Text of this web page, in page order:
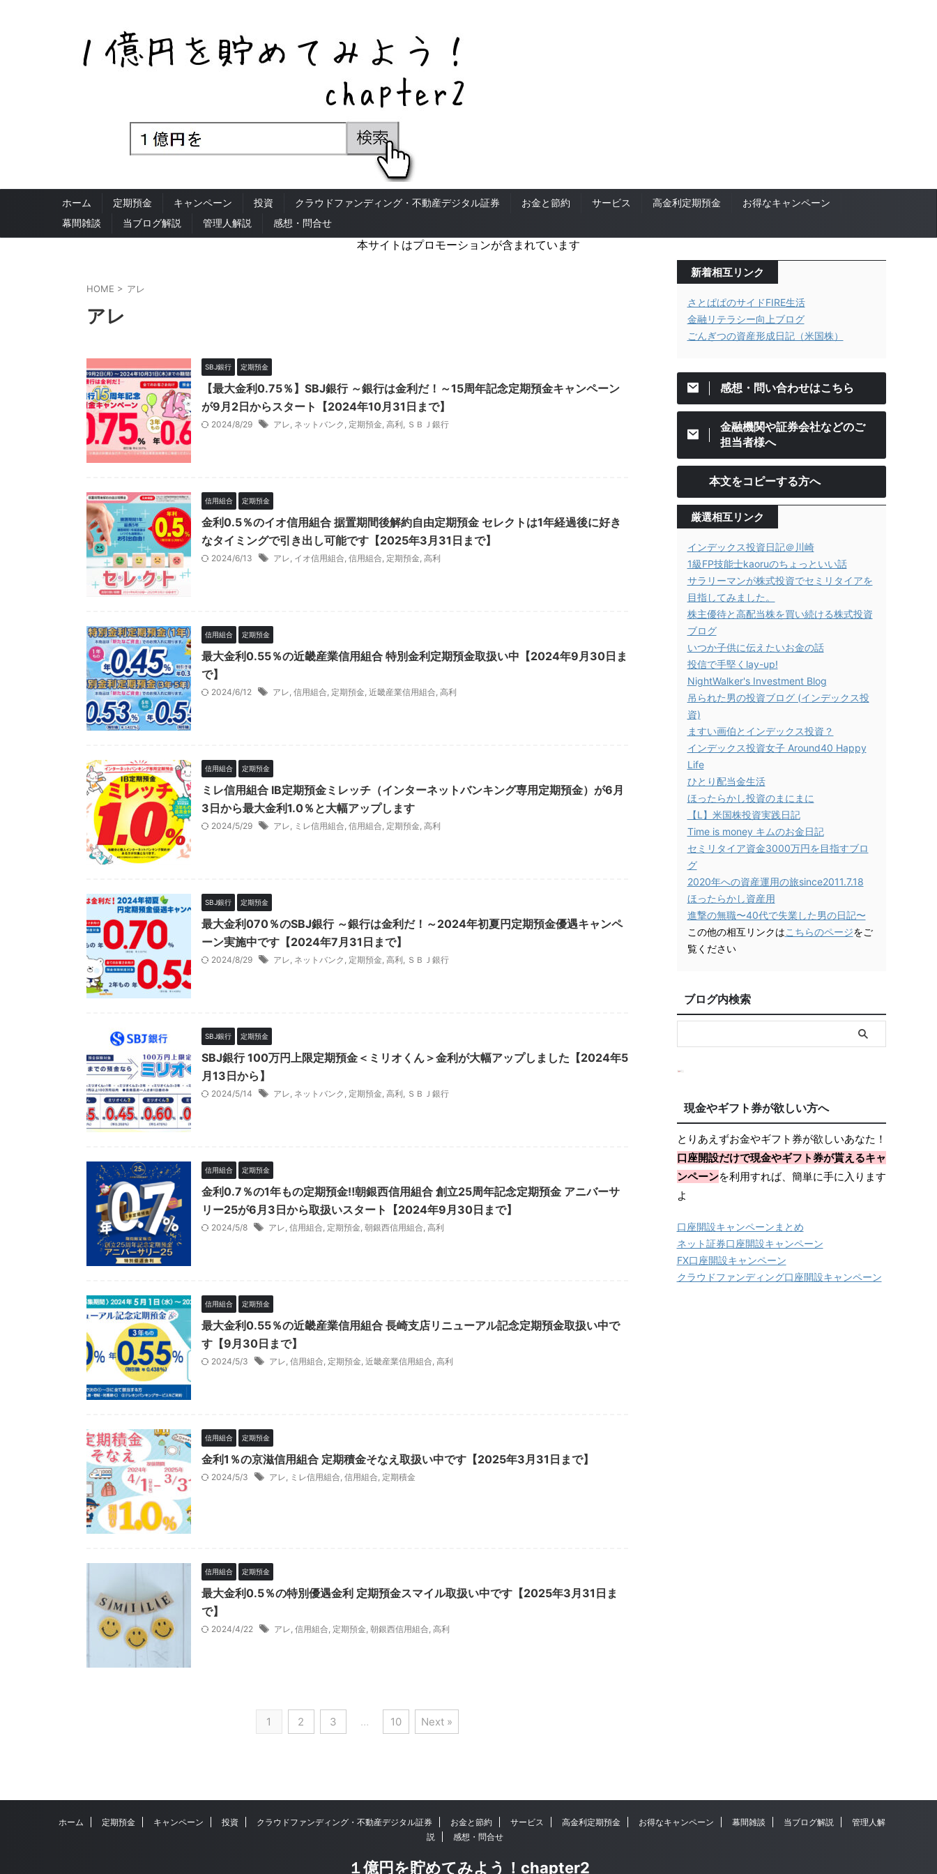
ホーム 定期預金 キャンペーン 投資 クラウドファンディング・不動産デジタル証券 お金と節約 サービス 高金利定期預金
お得なキャンペーン
幕間雑談
当ブログ解説 管理人解説 感想・問合せ
本サイトはプロモーションが含まれています
HOME > アレ
アレ
SBJ銀行 定期預金
【最大金利0.75％】SBJ銀行 ～銀行は金利だ！～15周年記念定期預金キャンペーン
が9月2日からスタート【2024年10月31日まで】
2024/8/29 アレ, ネットバンク , 定期預金, 高利, ＳＢＪ銀行
信用組合 定期預金
金利0.5％のイオ信用組合 据置期間後解約自由定期預金 セレクトは1年経過後に好き
なタイミングで引き出し可能です【2025年3月31日まで】
2024/6/13 アレ, イオ信用組合, 信用組合, 定期預金, 高利
信用組合 定期預金
最大金利0.55％の近畿産業信用組合 特別金利定期預金取扱い中【2024年9月30日ま
で】
2024/6/12 アレ, 信用組合, 定期預金, 近畿産業信用組合, 高利
信用組合 定期預金
ミレ信用組合 IB定期預金ミレッチ（インターネットバンキング専用定期預金）が6月
3日から最大金利1.0％と大幅アップします
2024/5/29 アレ, ミレ信用組合, 信用組合, 定期預金, 高利
SBJ銀行 定期預金
最大金利070％のSBJ銀行 ～銀行は金利だ！～2024年初夏円定期預金優遇キャンペ
ーン実施中です【2024年7月31日まで】
2024/8/29 アレ, ネットバンク , 定期預金, 高利, ＳＢＪ銀行
SBJ銀行 定期預金
SBJ銀行 100万円上限定期預金＜ミリオくん＞金利が大幅アップしました【2024年5
月13日から】
2024/5/14 アレ, ネットバンク , 定期預金, 高利, ＳＢＪ銀行
信用組合 定期預金
金利0.7％の1年もの定期預金‼朝銀西信用組合 創立25周年記念定期預金 アニバーサ
リー25が6月3日から取扱いスタート【2024年9月30日まで】
2024/5/8 アレ, 信用組合, 定期預金, 朝銀西信用組合, 高利
信用組合 定期預金
最大金利0.55％の近畿産業信用組合 長崎支店リニューアル記念定期預金取扱い中で
す【9月30日まで】
2024/5/3 アレ, 信用組合, 定期預金, 近畿産業信用組合, 高利
信用組合 定期預金
金利1％の京滋信用組合 定期積金そなえ取扱い中です【2025年3月31日まで】
2024/5/3 アレ, ミレ信用組合, 信用組合, 定期積金
信用組合 定期預金
最大金利0.5％の特別優遇金利 定期預金スマイル取扱い中です【2025年3月31日ま
で】
2024/4/22 アレ, 信用組合, 定期預金, 朝銀西信用組合, 高利
1 2 3 … 10 Next »
新着相互リンク
さとぱぱのサイドFIRE生活
金融リテラシー向上ブログ
ごんぎつの資産形成日記（米国株）
感想・問い合わせはこちら
金融機関や証券会社などのご
担当者様へ
本文をコピーする方へ
厳選相互リンク
インデックス投資日記＠川崎
1級FP技能士kaoruのちょっといい話
サラリーマンが株式投資でセミリタイアを
目指してみました。
株主優待と高配当株を買い続ける株式投資
ブログ
いつか子供に伝えたいお金の話
投信で手堅くlay-up!
NightWalker's Investment Blog
吊られた男の投資ブログ (インデックス投
資)
ますい画伯とインデックス投資？
インデックス投資女子 Around40 Happy
Life
ひとり配当金生活
ほったらかし投資のまにまに
【L】米国株投資実践日記
Time is money キムのお金日記
セミリタイア資金3000万円を目指すブロ
グ
2020年への資産運用の旅since2011.7.18
ほったらかし資産用
進撃の無職〜40代で失業した男の日記〜
この他の相互リンクはこちらのページをご
覧ください
ブログ内検索
現金やギフト券が欲しい方へ
とりあえずお金やギフト券が欲しいあなた！
口座開設だけで現金やギフト券が貰えるキャ
ンペーンを利用すれば、簡単に手に入ります
よ
口座開設キャンペーンまとめ
ネット証券口座開設キャンペーン
FX口座開設キャンペーン
クラウドファンディング口座開設キャンペーン
ホーム 定期預金 キャンペーン 投資 クラウドファンディング・不動産デジタル証券 お金と節約 サービス 高金利定期預金 お得なキャンペーン 幕間雑談 当ブログ解説
管理人解
説
感想・問合せ
１億円を貯めてみよう！chapter2